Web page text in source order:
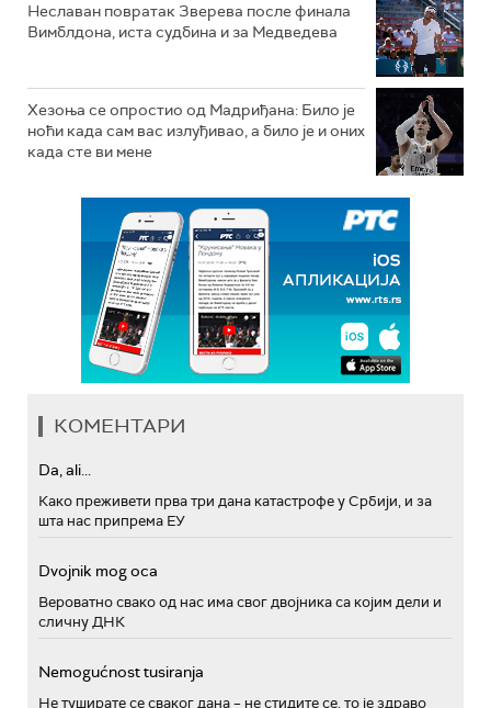
Неславан повратак Зверева после финала
Вимблдона, иста судбина и за Медведева
Хезоња се опростио од Мадриђана: Било је
ноћи када сам вас излуђивао, а било је и оних
када сте ви мене
КОМЕНТАРИ
Da, ali...
Како преживети прва три дана катастрофе у Србији, и за
шта нас припрема ЕУ
Dvojnik mog oca
Вероватно свако од нас има свог двојника са којим дели и
сличну ДНК
Nemogućnost tusiranja
Не туширате се сваког дана – не стидите се, то је здраво